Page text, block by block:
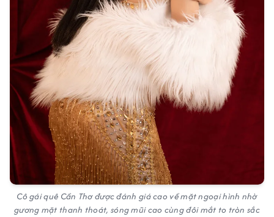
Cô gái quê Cần Thơ được đánh giá cao về mặt ngoại hình nhờ
gương mặt thanh thoát, sóng mũi cao cùng đôi mắt to tròn sắc